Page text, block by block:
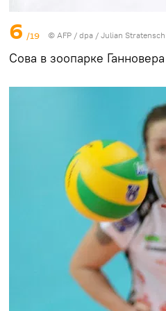
6 /19 © AFP / dpa / Julian
Сова в зоопарке Ганновера